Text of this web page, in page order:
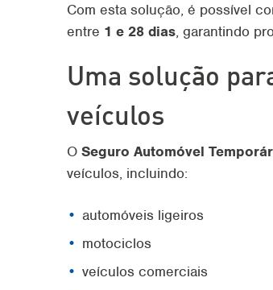
Com esta solução, é possível
entre 1 e 28 dias, garantindo
Uma solução
veículos
O Seguro Automóvel
veículos, incluindo:
automóveis ligeiros
motociclos
veículos comerciais